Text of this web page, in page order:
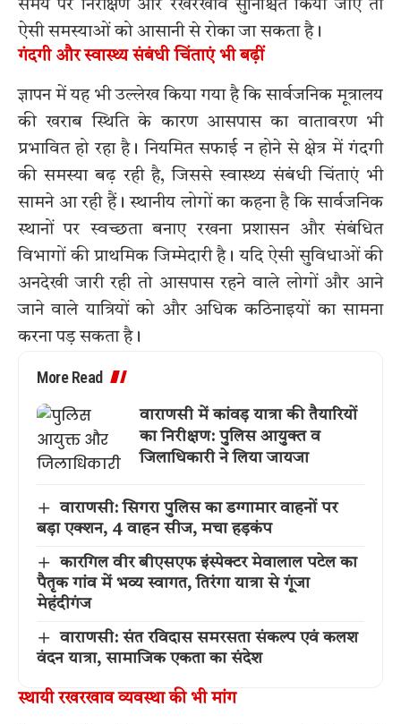
समय पर निरीक्षण और रखरखाव सुनिश्चित किया जाए तो
ऐसी समस्याओं को आसानी से रोका जा सकता है।
गंदगी और स्वास्थ्य संबंधी चिंताएं भी बढ़ीं
ज्ञापन में यह भी उल्लेख किया गया है कि सार्वजनिक मूत्रालय
की खराब स्थिति के कारण आसपास का वातावरण भी
प्रभावित हो रहा है। नियमित सफाई न होने से क्षेत्र में गंदगी
की समस्या बढ़ रही है, जिससे स्वास्थ्य संबंधी चिंताएं भी
सामने आ रही हैं। स्थानीय लोगों का कहना है कि सार्वजनिक
स्थानों पर स्वच्छता बनाए रखना प्रशासन और संबंधित
विभागों की प्राथमिक जिम्मेदारी है। यदि ऐसी सुविधाओं की
अनदेखी जारी रही तो आसपास रहने वाले लोगों और आने
जाने वाले यात्रियों को और अधिक कठिनाइयों का सामना
करना पड़ सकता है।
More Read
वाराणसी में कांवड़ यात्रा की तैयारियों
का निरीक्षण: पुलिस आयुक्त व
जिलाधिकारी ने लिया जायजा
वाराणसी: सिगरा पुलिस का डग्गामार वाहनों पर
बड़ा एक्शन, 4 वाहन सीज, मचा हड़कंप
कारगिल वीर बीएसएफ इंस्पेक्टर मेवालाल पटेल का
पैतृक गांव में भव्य स्वागत, तिरंगा यात्रा से गूंजा
मेहंदीगंज
वाराणसी: संत रविदास समरसता संकल्प एवं कलश
वंदन यात्रा, सामाजिक एकता का संदेश
स्थायी रखरखाव व्यवस्था की भी मांग